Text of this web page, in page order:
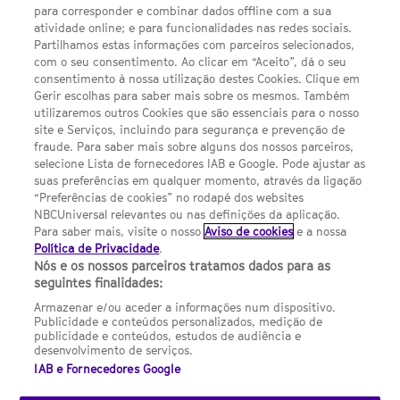
Escolhas de Anúncios
Política de privacidade
Termos E Condições
FILMES
UMA DIVISÃO DA NBCUNIVERSAL
Contact us by email: contact.SYFYPortugal@ncbuni.com
NBC Universal Global Networks España S.L.U. is wholly owned
by Universal Studios International BV
NBC Universal Global Networks, S.L.U. Paseo de la Castellana,
95. Planta 10 Edificio Torre Europa 28046 Madrid B-82227893
SYFY Portugal is subject to Spanish jurisdiction and regulated
para corresponder e combinar dados offline com a sua
atividade online; e para funcionalidades nas redes sociais.
Partilhamos estas informações com parceiros selecionados,
com o seu consentimento. Ao clicar em “Aceito”, dá o seu
consentimento à nossa utilização destes Cookies. Clique em
Gerir escolhas para saber mais sobre os mesmos. Também
utilizaremos outros Cookies que são essenciais para o nosso
site e Serviços, incluindo para segurança e prevenção de
fraude. Para saber mais sobre alguns dos nossos parceiros,
selecione Lista de fornecedores IAB e Google. Pode ajustar as
suas preferências em qualquer momento, através da ligação
“Preferências de cookies” no rodapé dos websites
NBCUniversal relevantes ou nas definições da aplicação.
Para saber mais, visite o nossoAviso de cookies e a nossa
Política de Privacidade.
Nós e os nossos parceiros tratamos dados para as
seguintes finalidades:
Armazenar e/ou aceder a informações num dispositivo.
Publicidade e conteúdos personalizados, medição de
publicidade e conteúdos, estudos de audiência e
desenvolvimento de serviços.
IAB e Fornecedores Google